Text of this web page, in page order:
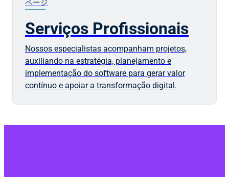
ページ
Serviços Profissionais
Nossos especialistas acompanham projetos,
auxiliando na estratégia, planejamento e
implementação do software para gerar valor
contínuo e apoiar a transformação digital.